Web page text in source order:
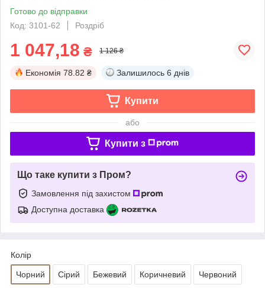
Готово до відправки
Код: 3101-62
Роздріб
1 047,18 ₴ 1 126 ₴
Економія 78.82 ₴ Залишилось 6 днів
Купити
або
Купити з
Що таке купити з Пром?
Замовлення під захистом
Доступна доставка
Колір
Чорний Сірий Бежевий Коричневий Червоний